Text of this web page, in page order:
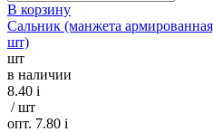
В корзину
Сальник (манжета
шт)
шт
в наличии
8.40 i
/ шт
опт. 7.80 i